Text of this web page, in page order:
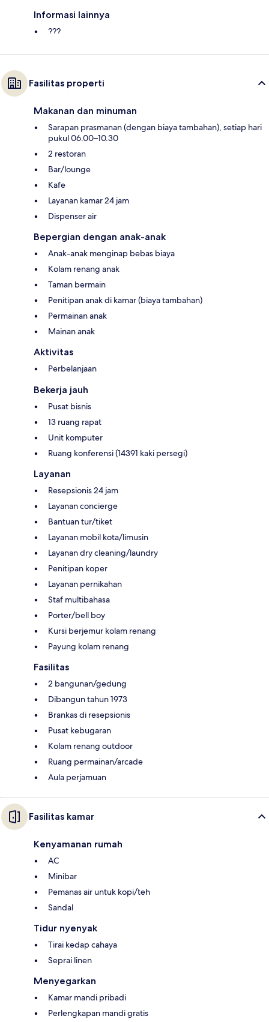
Informasi lainnya
???
Fasilitas properti
Makanan dan minuman
Sarapan prasmanan (dengan biaya tambahan), setiap hari
pukul 06.00–10.30
2 restoran
Bar/lounge
Kafe
Layanan kamar 24 jam
Dispenser air
Bepergian dengan anak-anak
Anak-anak menginap bebas biaya
Kolam renang anak
Taman bermain
Penitipan anak di kamar (biaya tambahan)
Permainan anak
Mainan anak
Aktivitas
Perbelanjaan
Bekerja jauh
Pusat bisnis
13 ruang rapat
Unit komputer
Ruang konferensi (14391 kaki persegi)
Layanan
Resepsionis 24 jam
Layanan concierge
Bantuan tur/tiket
Layanan mobil kota/limusin
Layanan dry cleaning/laundry
Penitipan koper
Layanan pernikahan
Staf multibahasa
Porter/bell boy
Kursi berjemur kolam renang
Payung kolam renang
Fasilitas
2 bangunan/gedung
Dibangun tahun 1973
Brankas di resepsionis
Pusat kebugaran
Kolam renang outdoor
Ruang permainan/arcade
Aula perjamuan
Fasilitas kamar
Kenyamanan rumah
AC
Minibar
Pemanas air untuk kopi/teh
Sandal
Tidur nyenyak
Tirai kedap cahaya
Seprai linen
Menyegarkan
Kamar mandi pribadi
Perlengkapan mandi gratis